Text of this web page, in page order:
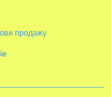
продажу